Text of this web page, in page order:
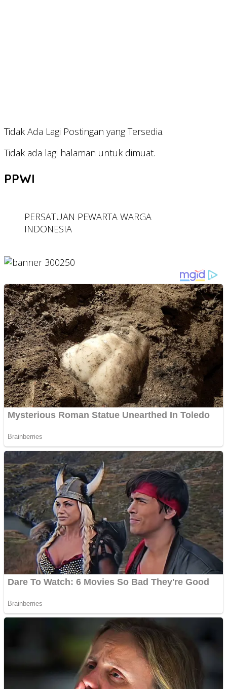
Tidak Ada Lagi Postingan yang Tersedia.
Tidak ada lagi halaman untuk dimuat.
PPWI
PERSATUAN PEWARTA WARGA
INDONESIA